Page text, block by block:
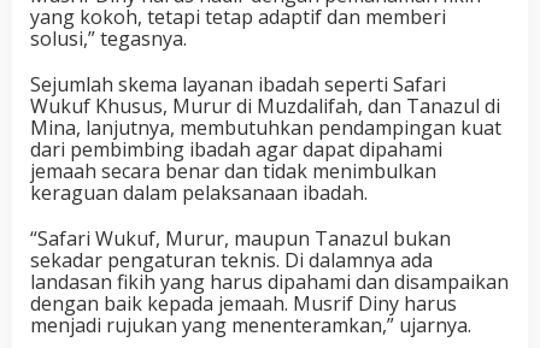
yang kokoh, tetapi tetap adaptif dan memberi
solusi,” tegasnya.
Sejumlah skema layanan ibadah seperti Safari
Wukuf Khusus, Murur di Muzdalifah, dan Tanazul di
Mina, lanjutnya, membutuhkan pendampingan kuat
dari pembimbing ibadah agar dapat dipahami
jemaah secara benar dan tidak menimbulkan
keraguan dalam pelaksanaan ibadah.
“Safari Wukuf, Murur, maupun Tanazul bukan
sekadar pengaturan teknis. Di dalamnya ada
landasan fikih yang harus dipahami dan disampaikan
dengan baik kepada jemaah. Musrif Diny harus
menjadi rujukan yang menenteramkan,” ujarnya.